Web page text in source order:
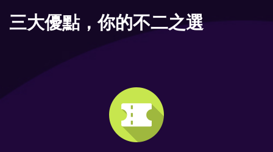
三大優點，你的不二之選